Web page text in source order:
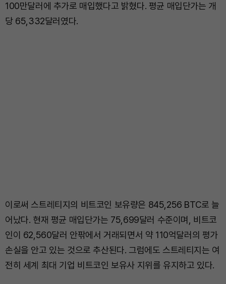
100만달러에 추가로 매입했다고 밝혔다. 평균 매입단가는 개
당 65,332달러였다.
이로써 스트레티지의 비트코인 보유량은 845,256 BTC로 늘
어났다. 현재 평균 매입단가는 75,699달러 수준이며, 비트코
인이 62,560달러 안팎에서 거래되면서 약 110억달러의 평가
손실을 안고 있는 것으로 추산된다. 그럼에도 스트레티지는 여
전히 세계 최대 기업 비트코인 보유사 지위를 유지하고 있다.